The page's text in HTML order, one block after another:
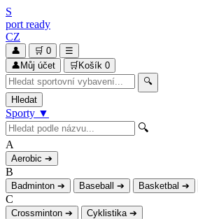
S
port ready
CZ
👤 🛒 0
☰
👤 Můj účet 🛒 Košík 0
🔍
Hledat
Sporty ▼
🔍
A
Aerobic ➔
B
Badminton ➔ Baseball ➔ Basketbal ➔
C
Crossminton ➔ Cyklistika ➔